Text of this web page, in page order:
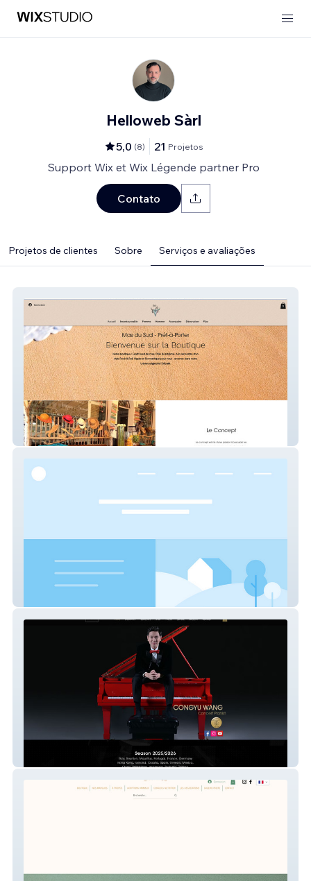
Helloweb Sàrl
5,0 (8) 21 Projetos
Support Wix et Wix Légende partner Pro
Contato
Projetos de clientes Sobre Serviços e avaliações
Mas du Sud